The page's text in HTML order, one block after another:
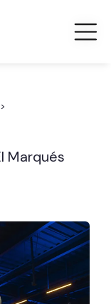
>
Marqués